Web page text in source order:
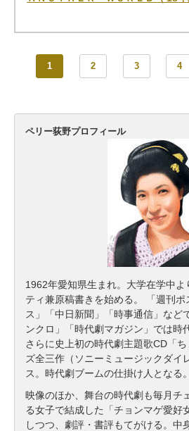
1 2 3 4
ペリー荻野プロフィール
1962年愛知県生まれ。大学在学中よ
ティ兼原稿書きを始める。 「週刊ポ
ス」「中日新聞」「時事通信」など
ンクロ」「時代劇マガジン」では時
さらに史上初の時代劇主題歌CD「
ズ全三作（ソニーミュージックダイ
ス。時代劇ブームの仕掛け人となる。
映像のほか、舞台の時代劇も毎月チ
る女子で結成した「チョンマゲ愛好
しつつ、劇評・書評もてがける。中